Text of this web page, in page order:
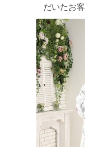
だいたお